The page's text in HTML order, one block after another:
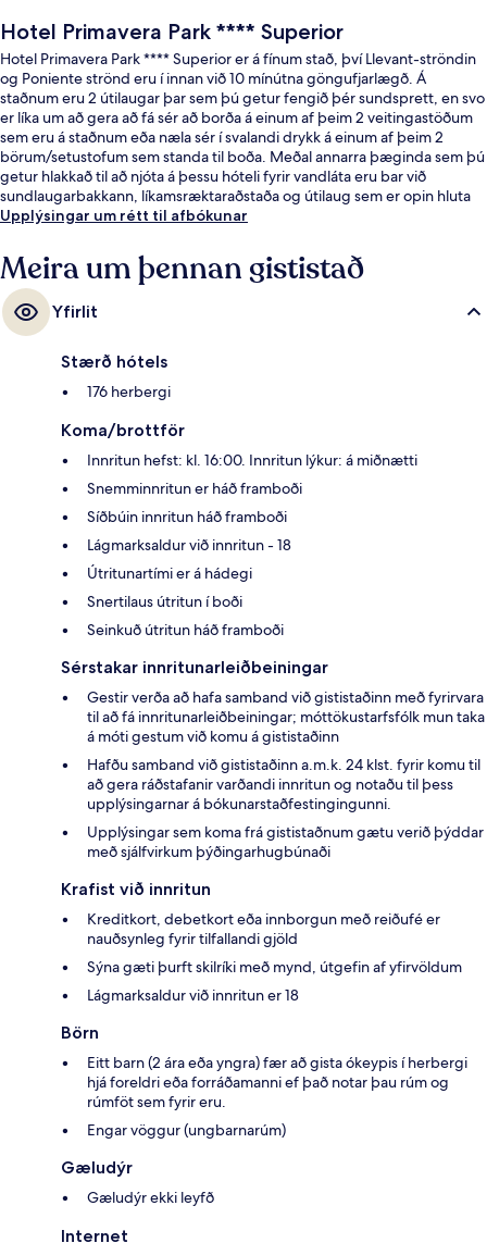
Hotel Primavera Park **** Superior
Hotel Primavera Park **** Superior er á fínum stað, því Llevant-ströndin
og Poniente strönd eru í innan við 10 mínútna göngufjarlægð. Á
staðnum eru 2 útilaugar þar sem þú getur fengið þér sundsprett, en svo
er líka um að gera að fá sér að borða á einum af þeim 2 veitingastöðum
sem eru á staðnum eða næla sér í svalandi drykk á einum af þeim 2
börum/setustofum sem standa til boða. Meðal annarra þæginda sem þú
getur hlakkað til að njóta á þessu hóteli fyrir vandláta eru bar við
sundlaugarbakkann, líkamsræktaraðstaða og útilaug sem er opin hluta
úr ári. Aðrir gestir hafa sérstaklega sagt að hjálpsamt starfsfólk sé meðal
Upplýsingar um rétt til afbókunar
Meira um þennan gististað
Yfirlit
Stærð hótels
176 herbergi
Koma/brottför
Innritun hefst: kl. 16:00. Innritun lýkur: á miðnætti
Snemminnritun er háð framboði
Síðbúin innritun háð framboði
Lágmarksaldur við innritun - 18
Útritunartími er á hádegi
Snertilaus útritun í boði
Seinkuð útritun háð framboði
Sérstakar innritunarleiðbeiningar
Gestir verða að hafa samband við gististaðinn með fyrirvara
til að fá innritunarleiðbeiningar; móttökustarfsfólk mun taka
á móti gestum við komu á gististaðinn
Hafðu samband við gististaðinn a.m.k. 24 klst. fyrir komu til
að gera ráðstafanir varðandi innritun og notaðu til þess
upplýsingarnar á bókunarstaðfestingingunni.
Upplýsingar sem koma frá gististaðnum gætu verið þýddar
með sjálfvirkum þýðingarhugbúnaði
Krafist við innritun
Kreditkort, debetkort eða innborgun með reiðufé er
nauðsynleg fyrir tilfallandi gjöld
Sýna gæti þurft skilríki með mynd, útgefin af yfirvöldum
Lágmarksaldur við innritun er 18
Börn
Eitt barn (2 ára eða yngra) fær að gista ókeypis í herbergi
hjá foreldri eða forráðamanni ef það notar þau rúm og
rúmföt sem fyrir eru.
Engar vöggur (ungbarnarúm)
Gæludýr
Gæludýr ekki leyfð
Internet